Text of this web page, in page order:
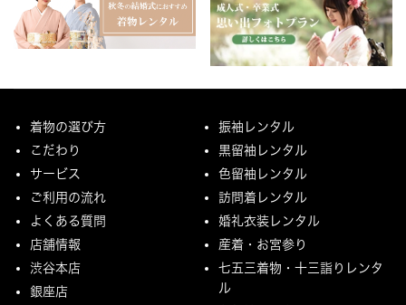
着物の選び方
こだわり
サービス
ご利用の流れ
よくある質問
店舗情報
渋谷本店
銀座店
振袖レンタル
黒留袖レンタル
色留袖レンタル
訪問着レンタル
婚礼衣装レンタル
産着・お宮参り
七五三着物・十三詣りレンタ
ル